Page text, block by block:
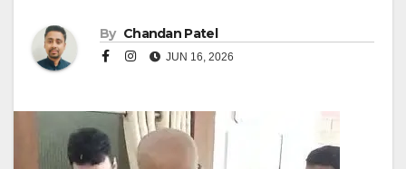
By Chandan Patel
JUN 16, 2026